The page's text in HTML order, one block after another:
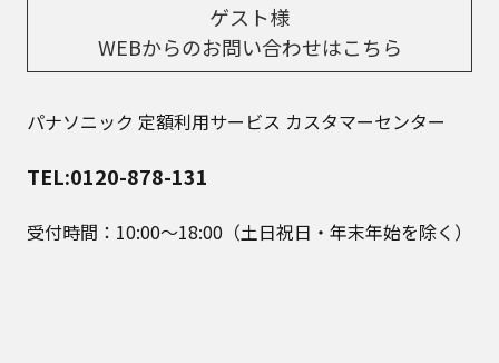
ゲスト様
WEBからのお問い合わせはこちら
パナソニック 定額利用サービス カスタマーセンター
TEL:0120-878-131
受付時間：10:00～18:00（土日祝日・年末年始を除く）